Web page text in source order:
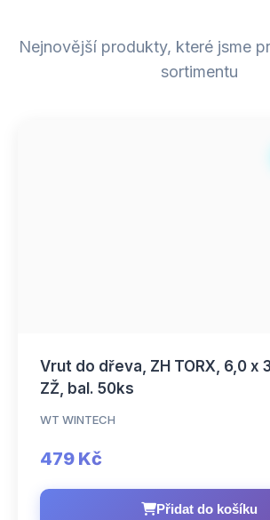
Nejnovější produkty, které jsme
sortimentu
Vrut do dřeva, ZH TORX, 6,0 x
ZŽ, bal. 50ks
WT WINTECH
479 Kč
Přidat do košíku